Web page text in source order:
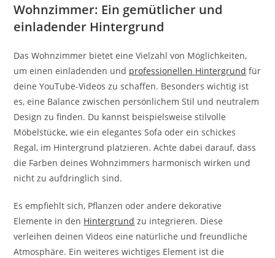
Wohnzimmer: Ein gemütlicher und
einladender Hintergrund
Das Wohnzimmer bietet eine Vielzahl von Möglichkeiten,
um einen einladenden und professionellen Hintergrund für
deine YouTube-Videos zu schaffen. Besonders wichtig ist
es, eine Balance zwischen persönlichem Stil und neutralem
Design zu finden. Du kannst beispielsweise stilvolle
Möbelstücke, wie ein elegantes Sofa oder ein schickes
Regal, im Hintergrund platzieren. Achte dabei darauf, dass
die Farben deines Wohnzimmers harmonisch wirken und
nicht zu aufdringlich sind.
Es empfiehlt sich, Pflanzen oder andere dekorative
Elemente in den Hintergrund zu integrieren. Diese
verleihen deinen Videos eine natürliche und freundliche
Atmosphäre. Ein weiteres wichtiges Element ist die